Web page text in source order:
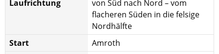
Laufrichtung
von Süd nach Nord – vom
flacheren Süden in die felsige
Nordhälfte
Start
Amroth